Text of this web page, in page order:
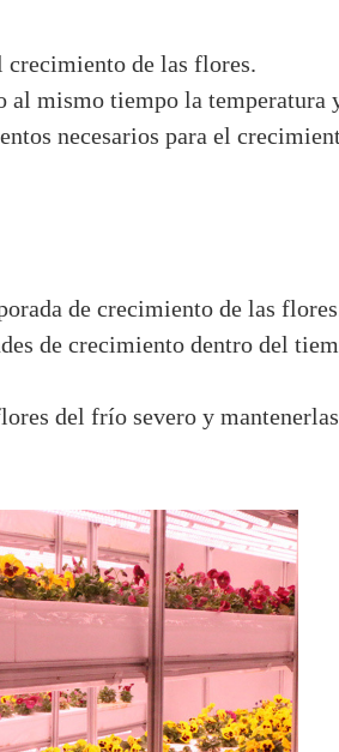
crecimiento de las flores.
mismo tiempo la temperatura
necesarios para el
de crecimiento de las
de crecimiento dentro del
del frío severo y